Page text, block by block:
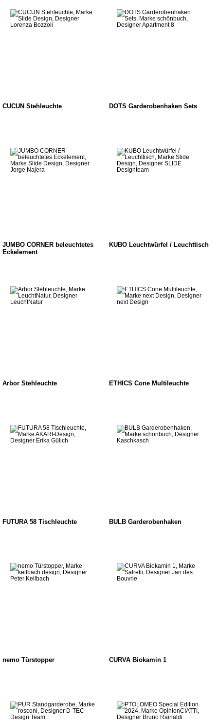
CUCUN Stehleuchte DOTS Garderobenhaken Sets
JUMBO CORNER beleuchtetes
Eckelement
KUBO Leuchtwürfel / Leuchttisch
Arbor Stehleuchte ETHICS Cone Multileuchte
FUTURA 58 Tischleuchte BULB Garderobenhaken
nemo Türstopper CURVA Biokamin 1